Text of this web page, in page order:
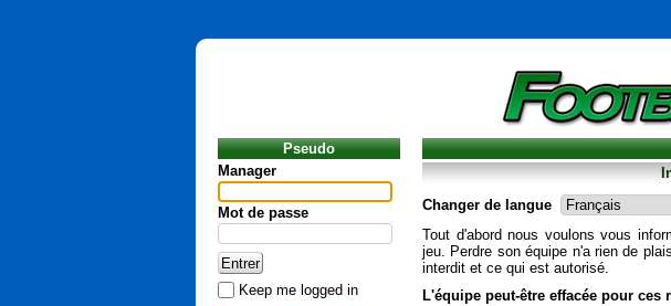
Pseudo
Manager
Mot de passe
Keep me logged in
Changer de langue
Tout d'abord nous voulons vous
jeu. Perdre son équipe n'a rien de
interdit et ce qui est autorisé.
L'équipe peut-être effacée pour ces